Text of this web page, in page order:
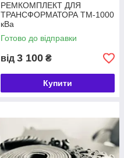
РЕМКОМПЛЕКТ ДЛЯ
ТРАНСФОРМАТОРА ТМ-1000
кВа
Готово до відправки
від 3 100 ₴
Купити